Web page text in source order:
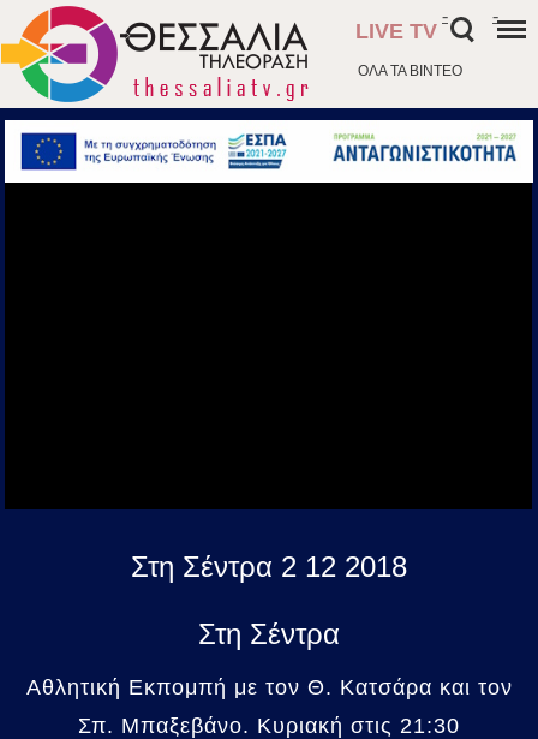
ΟΛΑ ΤΑ ΒΙΝΤΕΟ
LIVE TV
- -
Στη Σέντρα 2 12 2018
Στη Σέντρα
Αθλητική Εκπομπή με τον Θ. Κατσάρα και τον
Σπ. Μπαξεβάνο. Κυριακή στις 21:30